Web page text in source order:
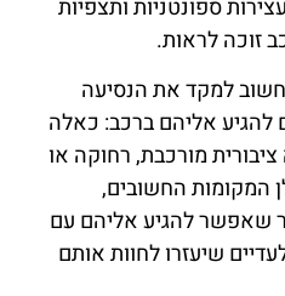
ספונטניות ותצפיות
זוכה לראות.
חשוב למקד את הנסיעה
אליהם ברכב: כאלה
מורכבת, רחוקה או
המקומות החשובים,
שאפשר להגיע אליהם עם
שיעזרו לחוות אותם